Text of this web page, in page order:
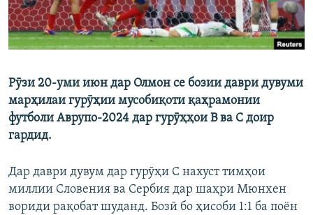
Рӯзи 20-уми июн дар Олмон се бозии даври дувуми
марҳилаи гурӯҳии мусобиқоти қаҳрамонии
футболи Аврупо-2024 дар гурӯҳҳои В ва С доир
гардид.
Дар даври дувум дар гурӯҳи С нахуст тимҳои
миллии Словения ва Сербия дар шаҳри Мюнхен
вориди рақобат шуданд. Бозӣ бо ҳисоби 1:1 ба поён